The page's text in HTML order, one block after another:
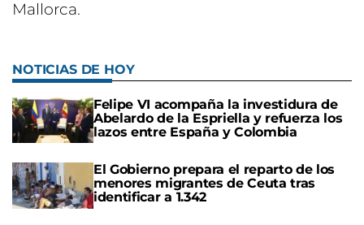
Mallorca.
NOTICIAS DE HOY
Felipe VI acompaña la investidura de
Abelardo de la Espriella y refuerza los
lazos entre España y Colombia
El Gobierno prepara el reparto de los
menores migrantes de Ceuta tras
identificar a 1.342